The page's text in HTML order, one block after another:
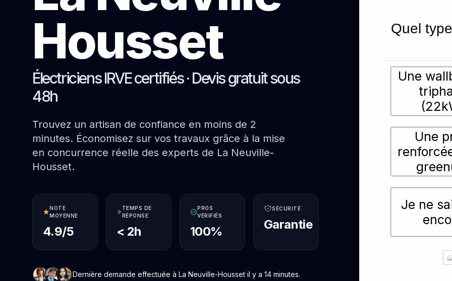
Housset
Électriciens IRVE certifiés · Devis gratuit sous
48h
Trouvez un artisan de confiance en moins de 2
minutes. Économisez sur vos travaux grâce à la mise
en concurrence réelle des experts de La Neuville-
Housset.
NOTE
MOYENNE
4.9/5
TEMPS DE
RÉPONSE
< 2h
PROS
VÉRIFIÉS
100%
SÉCURITÉ
Garantie
Dernière demande effectuée à La Neuville-Housset il y a 14 minutes.
Quel
Une
Une
Je ne